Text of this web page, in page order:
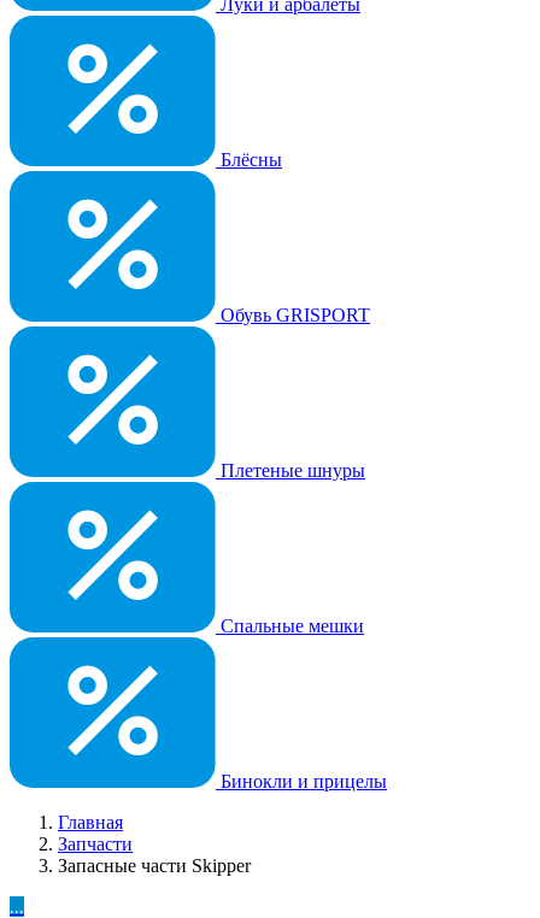
Луки и арбалеты
Блёсны
Обувь GRISPORT
Плетеные шнуры
Спальные мешки
Бинокли и прицелы
Главная
Запчасти
Запасные части Skipper
...